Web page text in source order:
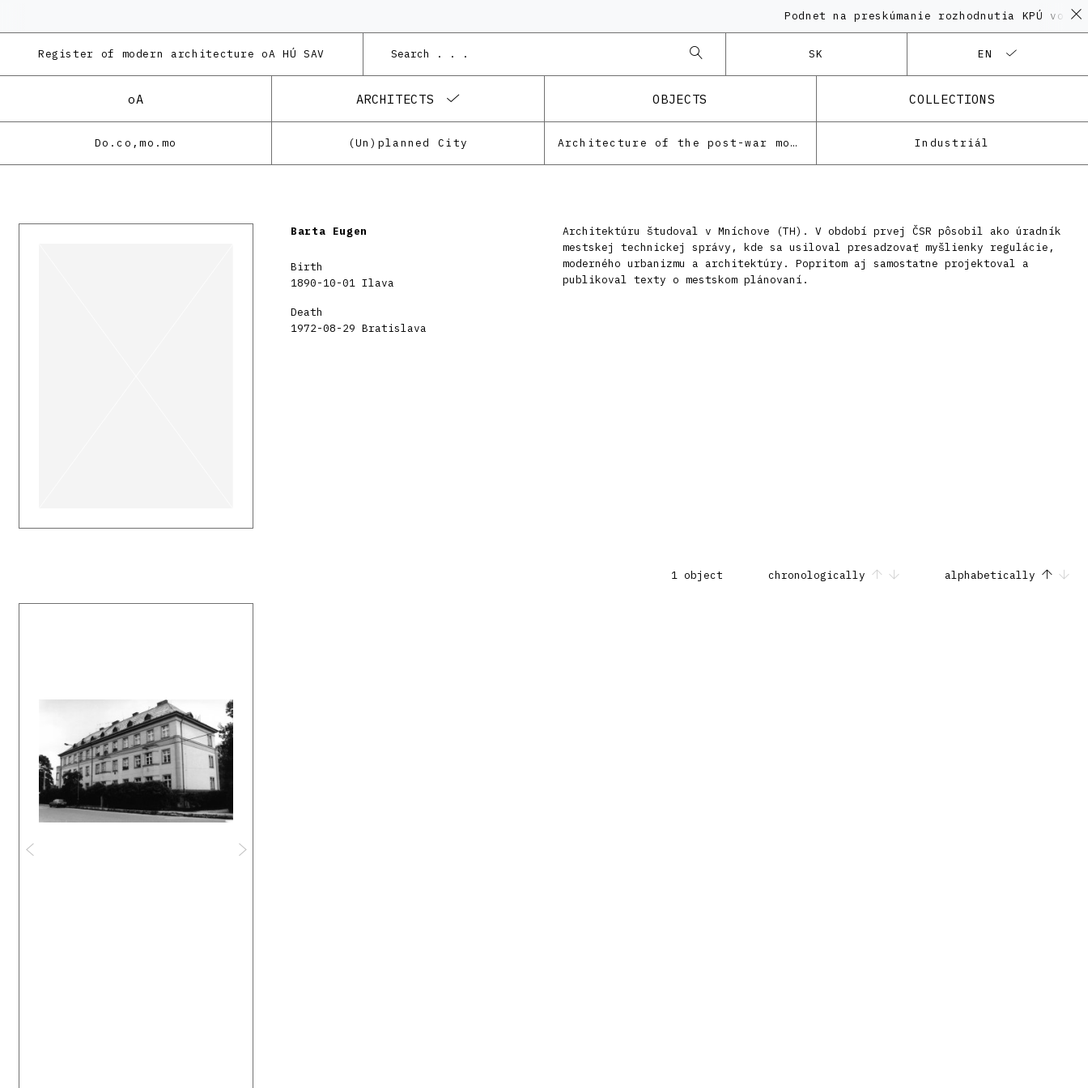
Podnet na preskúmanie rozhodnutia KPÚ vo
Register of modern architecture oA HÚ SAV SK EN
oA ARCHITECTS OBJECTS COLLECTIONS
Do.co,mo.mo (Un)planned City Architecture of the post-war modernism Industriál
Barta Eugen
Birth
1890-10-01 Ilava
Death
1972-08-29 Bratislava
Architektúru študoval v Mníchove (TH). V období prvej ČSR pôsobil ako úradník
mestskej technickej správy, kde sa usiloval presadzovať myšlienky regulácie,
moderného urbanizmu a architektúry. Popritom aj samostatne projektoval a
publikoval texty o mestskom plánovaní.
1 object chronologically alphabetically